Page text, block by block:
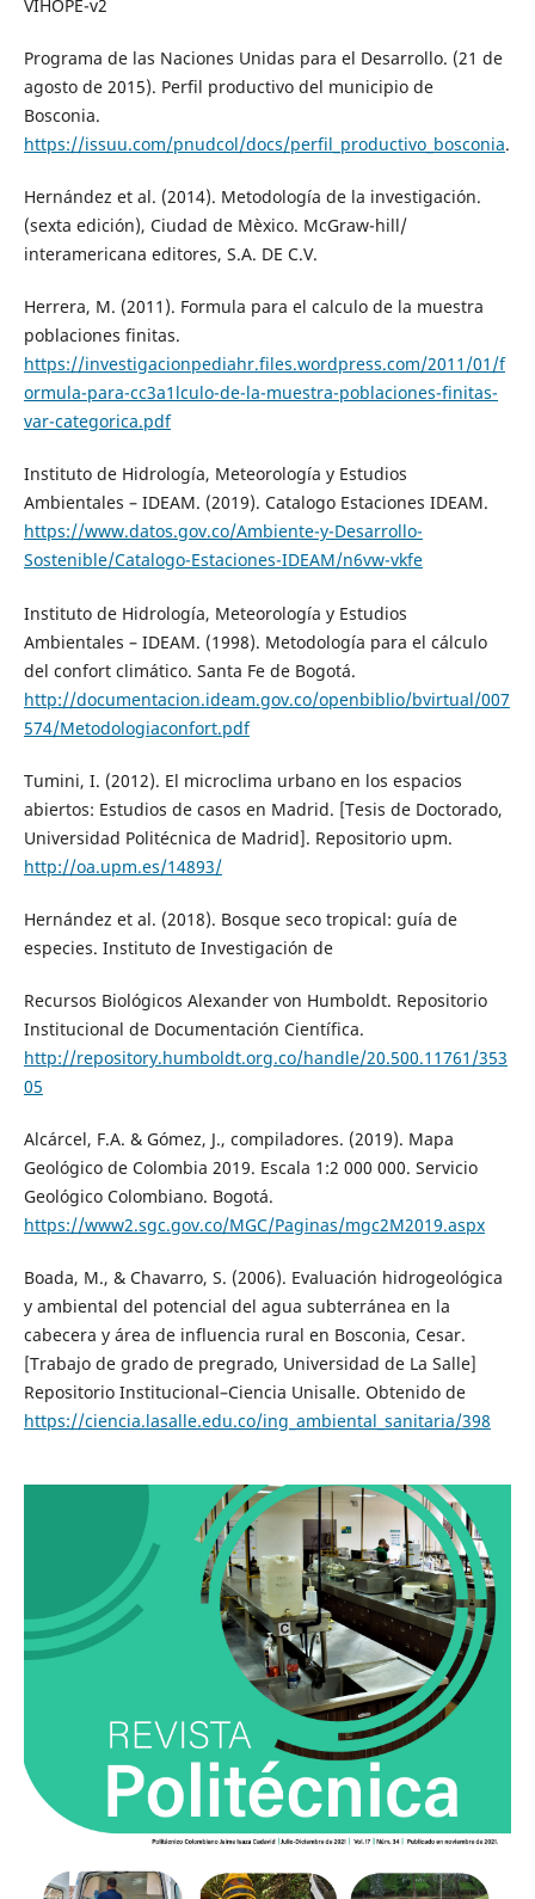
VIHOPE-v2
Programa de las Naciones Unidas para el Desarrollo. (21 de
agosto de 2015). Perfil productivo del municipio de
Bosconia.
https://issuu.com/pnudcol/docs/perfil_productivo_bosconia.
Hernández et al. (2014). Metodología de la investigación.
(sexta edición), Ciudad de Mèxico. McGraw-hill/
interamericana editores, S.A. DE C.V.
Herrera, M. (2011). Formula para el calculo de la muestra
poblaciones finitas.
https://investigacionpediahr.files.wordpress.com/2011/01/f
ormula-para-cc3a1lculo-de-la-muestra-poblaciones-finitas-
var-categorica.pdf
Instituto de Hidrología, Meteorología y Estudios
Ambientales – IDEAM. (2019). Catalogo Estaciones IDEAM.
https://www.datos.gov.co/Ambiente-y-Desarrollo-
Sostenible/Catalogo-Estaciones-IDEAM/n6vw-vkfe
Instituto de Hidrología, Meteorología y Estudios
Ambientales – IDEAM. (1998). Metodología para el cálculo
del confort climático. Santa Fe de Bogotá.
http://documentacion.ideam.gov.co/openbiblio/bvirtual/007
574/Metodologiaconfort.pdf
Tumini, I. (2012). El microclima urbano en los espacios
abiertos: Estudios de casos en Madrid. [Tesis de Doctorado,
Universidad Politécnica de Madrid]. Repositorio upm.
http://oa.upm.es/14893/
Hernández et al. (2018). Bosque seco tropical: guía de
especies. Instituto de Investigación de
Recursos Biológicos Alexander von Humboldt. Repositorio
Institucional de Documentación Científica.
http://repository.humboldt.org.co/handle/20.500.11761/353
05
Alcárcel, F.A. & Gómez, J., compiladores. (2019). Mapa
Geológico de Colombia 2019. Escala 1:2 000 000. Servicio
Geológico Colombiano. Bogotá.
https://www2.sgc.gov.co/MGC/Paginas/mgc2M2019.aspx
Boada, M., & Chavarro, S. (2006). Evaluación hidrogeológica
y ambiental del potencial del agua subterránea en la
cabecera y área de influencia rural en Bosconia, Cesar.
[Trabajo de grado de pregrado, Universidad de La Salle]
Repositorio Institucional–Ciencia Unisalle. Obtenido de
https://ciencia.lasalle.edu.co/ing_ambiental_sanitaria/398